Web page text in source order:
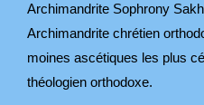
Archimandrite Sophrony
Archimandrite chrétien
moines ascétiques les plus
théologien orthodoxe.